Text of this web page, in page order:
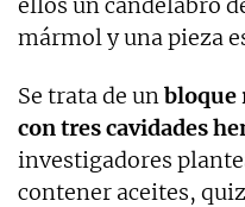
mármol y una pieza
Se trata de unbloque
con tres cavidades
investigadores
contener aceites,